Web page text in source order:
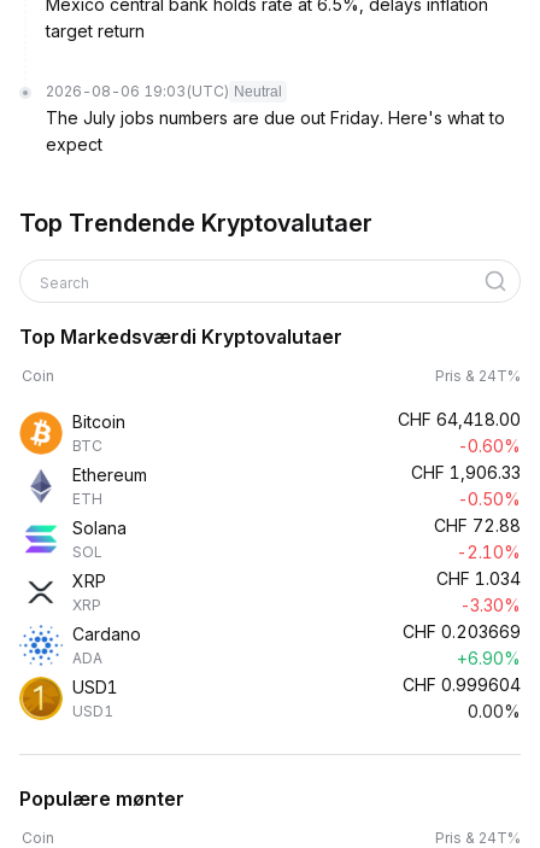
Mexico central bank holds rate at 6.5%, delays inflation
target return
2026-08-06 19:03 (UTC) Neutral
The July jobs numbers are due out Friday. Here's what to
expect
Top Trendende Kryptovalutaer
Search
Top Markedsværdi Kryptovalutaer
Coin Pris & 24T%
Bitcoin
BTC
CHF 64,418.00
-0.60%
Ethereum
ETH
CHF 1,906.33
-0.50%
Solana
SOL
CHF 72.88
-2.10%
XRP
XRP
CHF 1.034
-3.30%
Cardano
ADA
CHF 0.203669
+6.90%
USD1
USD1
CHF 0.999604
0.00%
Populære mønter
Coin Pris & 24T%